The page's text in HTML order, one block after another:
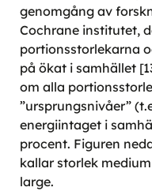
genomgång av
Cochrane institutet,
portionsstorlekarna
på ökat i samhället
om alla
”ursprungsnivåer”
energiintaget i
procent. Figuren
kallar storlek
large.